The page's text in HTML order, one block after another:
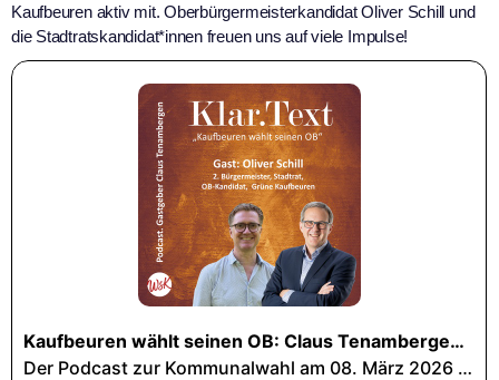
Kaufbeuren aktiv mit. Oberbürgermeisterkandidat Oliver Schill und
die Stadtratskandidat*innen freuen uns auf viele Impulse!